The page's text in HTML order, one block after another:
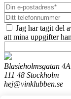
Jag har tagit del
att mina uppgifter
Blasieholmsgatan 4A
111 48 Stockholm
hej@vinklubben.se